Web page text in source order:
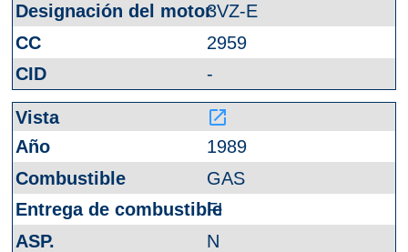
3VZ-E
2959
-
launch
1989
GAS
FI
N